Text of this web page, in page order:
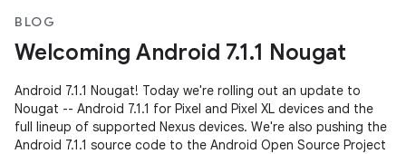
BLOG
Welcoming Android 7.1.1 Nougat
Android 7.1.1 Nougat! Today we're rolling out an update to
Nougat -- Android 7.1.1 for Pixel and Pixel XL devices and the
full lineup of supported Nexus devices. We're also pushing the
Android 7.1.1 source code to the Android Open Source Project